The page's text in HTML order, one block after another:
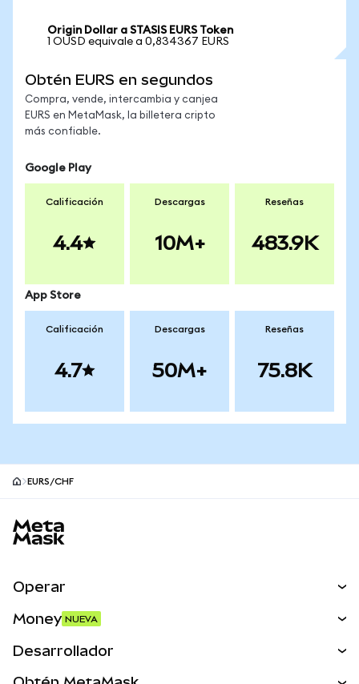
Origin Dollar a STASIS EURS Token
1 OUSD equivale a 0,834367 EURS
Obtén EURS en segundos
Compra, vende, intercambia y canjea
EURS en MetaMask, la billetera cripto
más confiable.
Google Play
Calificación
4.4
Descargas
10M+
Reseñas
483.9K
App Store
Calificación
4.7
Descargas
50M+
Reseñas
75.8K
EURS/CHF
Operar
Money NUEVA
Desarrollador